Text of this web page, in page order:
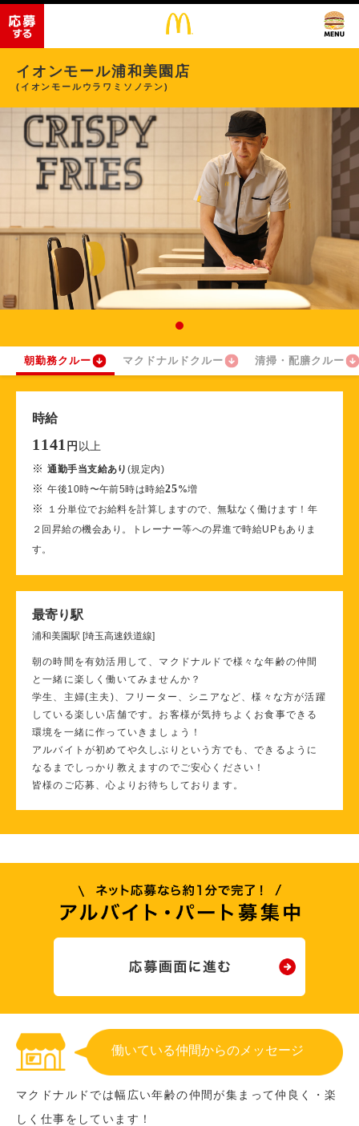
イオンモール浦和美園店
(イオンモールウラワミソノテン)
朝勤務クルー マクドナルドクルー 清掃・配膳クルー
時給
1141 円 以上
※通勤手当支給あり (規定内)
※午後10時〜午前5時は時給25%増
※
１分単位でお給料を計算しますので、無駄なく働けます！年
２回昇給の機会あり。トレーナー等への昇進で時給UPもありま
す。
最寄り駅
浦和美園駅 [埼玉高速鉄道線]
朝の時間を有効活用して、マクドナルドで様々な年齢の仲間
と一緒に楽しく働いてみませんか？
学生、主婦(主夫)、フリーター、シニアなど、様々な方が活躍
している楽しい店舗です。お客様が気持ちよくお食事できる
環境を一緒に作っていきましょう！
アルバイトが初めてや久しぶりという方でも、できるように
なるまでしっかり教えますのでご安心ください！
皆様のご応募、心よりお待ちしております。
働いている仲間からのメッセージ
マクドナルドでは幅広い年齢の仲間が集まって仲良く・楽
しく仕事をしています！